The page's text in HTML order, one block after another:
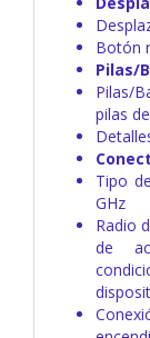
Botón
Pilas/
Pilas/
pilas
Tipo
GHz
Radio
de